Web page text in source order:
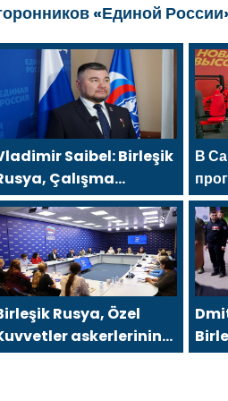
«Единой
Saibel: Birleşik
Çalışma
eski SVO
sosyal
edinme
basitleştirme
destekliyor
В
Rusya, Özel
askerlerinin
üyelerini yeni